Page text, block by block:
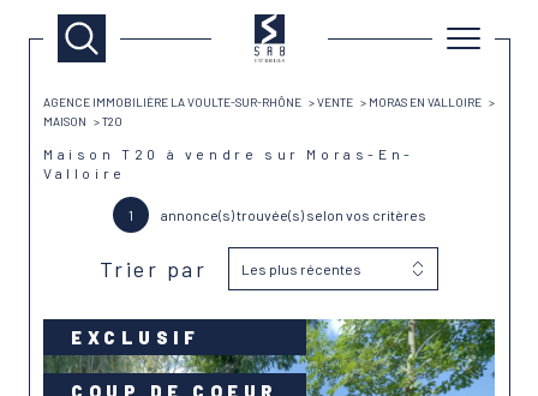
AGENCE IMMOBILIÈRE LA VOULTE-SUR-RHÔNE VENTE
MORAS EN VALLOIRE
MAISON
T20
Maison T20 à vendre sur Moras-En-
Valloire
1 annonce(s) trouvée(s) selon vos critères
Trier par Les plus récentes
EXCLUSIF
COUP DE COEUR